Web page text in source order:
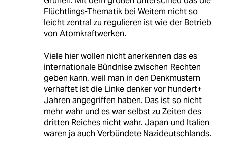
Flüchtlings-Thematik bei Weitem nicht so
leicht zentral zu regulieren ist wie der Betrieb
von Atomkraftwerken.
Viele hier wollen nicht anerkennen das es
internationale Bündnise zwischen Rechten
geben kann, weil man in den Denkmustern
verhaftet ist die Linke denker vor hundert+
Jahren angegriffen haben. Das ist so nicht
mehr wahr und es war selbst zu Zeiten des
dritten Reiches nicht wahr. Japan und Italien
waren ja auch Verbündete Nazideutschlands.